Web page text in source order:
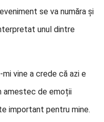
se va număra și
unul dintre
mi vine a crede că azi e
amestec de emoții
important pentru mine.